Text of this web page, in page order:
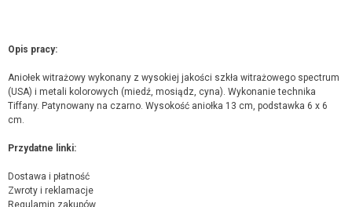
Opis pracy:
Aniołek witrażowy wykonany z wysokiej jakości szkła witrażowego spectrum
(USA) i metali kolorowych (miedź, mosiądz, cyna). Wykonanie technika
Tiffany. Patynowany na czarno. Wysokość aniołka 13 cm, podstawka 6 x 6
cm.
Przydatne linki:
Dostawa i płatność
Zwroty i reklamacje
Regulamin zakupów